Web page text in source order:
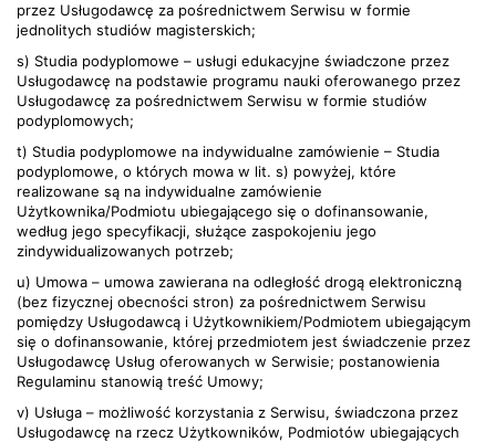
przez Usługodawcę za pośrednictwem Serwisu w formie
jednolitych studiów magisterskich;
s) Studia podyplomowe – usługi edukacyjne świadczone przez
Usługodawcę na podstawie programu nauki oferowanego przez
Usługodawcę za pośrednictwem Serwisu w formie studiów
podyplomowych;
t) Studia podyplomowe na indywidualne zamówienie – Studia
podyplomowe, o których mowa w lit. s) powyżej, które
realizowane są na indywidualne zamówienie
Użytkownika/Podmiotu ubiegającego się o dofinansowanie,
według jego specyfikacji, służące zaspokojeniu jego
zindywidualizowanych potrzeb;
u) Umowa – umowa zawierana na odległość drogą elektroniczną
(bez fizycznej obecności stron) za pośrednictwem Serwisu
pomiędzy Usługodawcą i Użytkownikiem/Podmiotem ubiegającym
się o dofinansowanie, której przedmiotem jest świadczenie przez
Usługodawcę Usług oferowanych w Serwisie; postanowienia
Regulaminu stanowią treść Umowy;
v) Usługa – możliwość korzystania z Serwisu, świadczona przez
Usługodawcę na rzecz Użytkowników, Podmiotów ubiegających